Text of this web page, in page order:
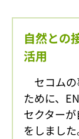
自然との
活用
セコム
ために、
セクター
をしました